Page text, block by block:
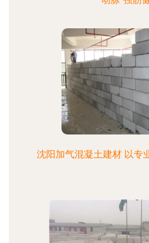
沈阳加气混凝土建材 以专